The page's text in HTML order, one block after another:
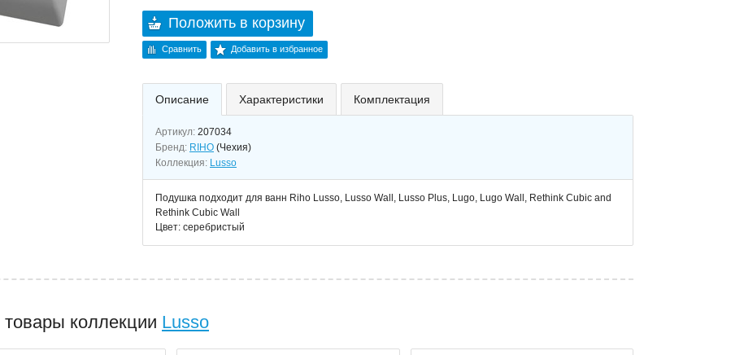
Положить в корзину
Сравнить Добавить в избранное
Описание Характеристики Комплектация
Артикул: 207034
Бренд: RIHO (Чехия)
Коллекция: Lusso
Подушка подходит для ванн Riho Lusso, Lusso Wall, Lusso Plus, Lugo, Lugo Wall, Rethink Cubic and
Rethink Cubic Wall
Цвет: серебристый
товары коллекции Lusso